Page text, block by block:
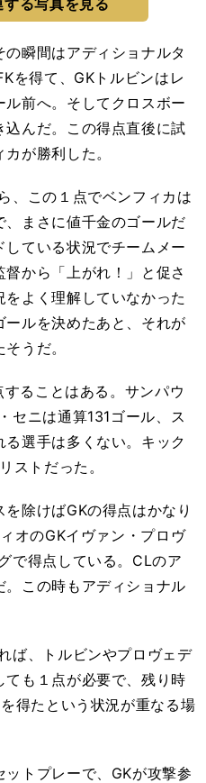
る写真を見る
瞬間はアディショナルタ
を得て、GKトルビンはレ
前へ。そしてクロスボー
んだ。この得点直後に試
が勝利した。
、この１点でベンフィカは
まさに値千金のゴールだ
ている状況でチームメー
から「上がれ！」と促さ
よく理解していなかった
ルを決めたあと、それが
うだ。
ることはある。サンパウ
セニは通算131ゴール、ス
る選手は多くない。キック
ストだった。
除けばGKの得点はかなり
オのGKイヴァン・プロヴ
で得点している。CLのア
。この時もアディショナル
ば、トルビンやプロヴェデ
も１点が必要で、残り時
得たという状況が重なる場
トプレーで、GKが攻撃参